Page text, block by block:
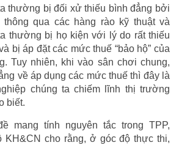
thường bị đối xử thiếu bình đẳng bởi
qua các hàng rào kỹ thuật và
thường bị họ kiện với lý do rất thiếu
bị áp đặt các mức thuế “bảo hộ” của
Tuy nhiên, khi vào sân chơi chung,
về áp dụng các mức thuế thì đây là
chúng ta chiếm lĩnh thị trường
biết.
mang tính nguyên tắc trong TPP,
KH&CN cho rằng, ở góc độ thực thi,